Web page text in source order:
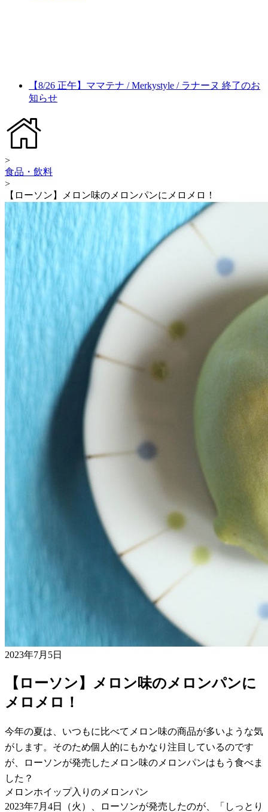
【8/26 正午】ママテナ / Merkystyle / ラナーヌ 終了のお
知らせ
>
食品・飲料
>
【ローソン】メロン味のメロンパンにメロメロ！
2023年7月5日
【ローソン】メロン味のメロンパンに
メロメロ！
今年の夏は、いつもに比べてメロン味の商品が多いような気
がします。そのため個人的にもかなり注目しているのです
が、ローソンが発売したメロン味のメロンパンはもう食べま
した？
メロンホイップ入りのメロンパン
2023年7月4日（火）、ローソンが発売したのが、「しっとり